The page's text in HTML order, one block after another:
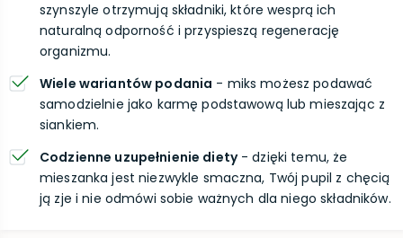
szynszyle otrzymują składniki, które wesprą ich
naturalną odporność i przyspieszą regenerację
organizmu.
Wiele wariantów podania - miks możesz podawać
samodzielnie jako karmę podstawową lub mieszając z
siankiem.
Codzienne uzupełnienie diety- dzięki temu, że
mieszanka jest niezwykle smaczna, Twój pupil z chęcią
ją zje i nie odmówi sobie ważnych dla niego składników.